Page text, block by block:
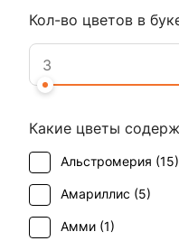
Кол-во цветов в
Какие цветы
Альстромерия (15)
Амариллис (5)
Амми (1)